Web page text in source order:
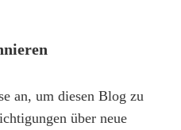
an, um diesen Blog zu
über neue